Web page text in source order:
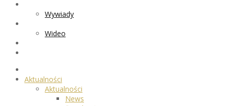
Wywiady
Wideo
Aktualności
Aktualności
News